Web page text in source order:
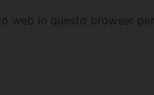
web in questo browser